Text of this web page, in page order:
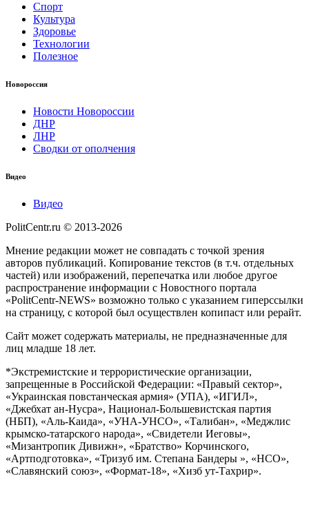
Спорт
Культура
Здоровье
Технологии
Полезное
Новороссия
Новости Новороссии
ДНР
ЛНР
Сводки от ополчения
Видео
Видео
PolitCentr.ru © 2013-2026
Мнение редакции может не совпадать с точкой зрения
авторов публикаций. Копирование текстов (в т.ч. отдельных
частей) или изображений, перепечатка или любое другое
распространение информации с Новостного портала
«PolitCentr-NEWS» возможно только с указанием гиперссылки
на страницу, с которой был осуществлен копипаст или рерайт.
Сайт может содержать материалы, не предназначенные для
лиц младше 18 лет.
*Экстремистские и террористические организации,
запрещенные в Российской Федерации: «Правый сектор»,
«Украинская повстанческая армия» (УПА), «ИГИЛ»,
«Джебхат ан-Нусра», Национал-Большевистская партия
(НБП), «Аль-Каида», «УНА-УНСО», «Талибан», «Меджлис
крымско-татарского народа», «Свидетели Иеговы»,
«Мизантропик Дивижн», «Братство» Корчинского,
«Артподготовка», «Тризуб им. Степана Бандеры », «НСО»,
«Славянский союз», «Формат-18», «Хизб ут-Тахрир».